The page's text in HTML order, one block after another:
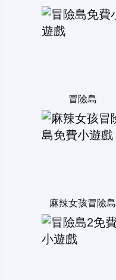
冒險島
麻辣女孩冒險島